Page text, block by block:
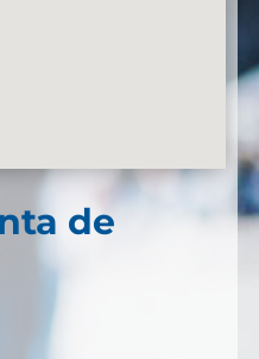
de